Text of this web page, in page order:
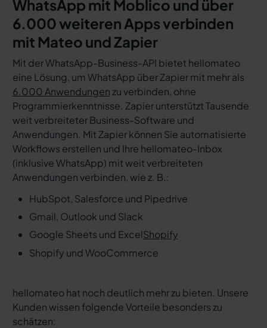
WhatsApp mit Moblico und über
6.000 weiteren Apps verbinden
mit Mateo und Zapier
Mit der WhatsApp-Business-API bietet hellomateo
eine Lösung, um WhatsApp über Zapier mit mehr als
6.000 Anwendungenzu verbinden, ohne
Programmierkenntnisse. Zapier unterstützt Tausende
weit verbreiteter Business-Software und
Anwendungen. Mit Zapier können Sie automatisierte
Workflows erstellen und Ihre hellomateo-Inbox
(inklusive WhatsApp) mit weit verbreiteten
Anwendungen verbinden, wie z. B.:
HubSpot, Salesforce und Pipedrive
Gmail, Outlook und Slack
Google Sheets und ExcelShopify
Shopify und WooCommerce
hellomateo hat noch deutlich mehr zu bieten. Unsere
Kunden wissen folgende Vorteile besonders zu
schätzen: